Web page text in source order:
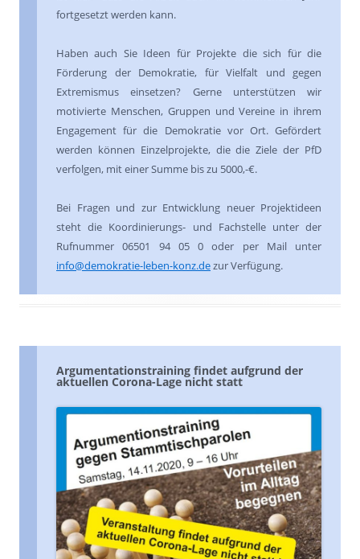
fortgesetzt werden kann.
Haben auch Sie Ideen für Projekte die sich für die
Förderung der Demokratie, für Vielfalt und gegen
Extremismus einsetzen? Gerne unterstützen wir
motivierte Menschen, Gruppen und Vereine in ihrem
Engagement für die Demokratie vor Ort. Gefördert
werden können Einzelprojekte, die die Ziele der PfD
verfolgen, mit einer Summe bis zu 5000,-€.
Bei Fragen und zur Entwicklung neuer Projektideen
steht die Koordinierungs- und Fachstelle unter der
Rufnummer 06501 94 05 0 oder per Mail unter
info@demokratie-leben-konz.dezur Verfügung.
Argumentationstraining findet aufgrund der
aktuellen Corona-Lage nicht statt